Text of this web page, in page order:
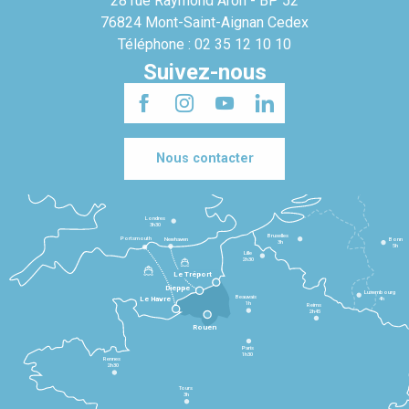
76824 Mont-Saint-Aignan Cedex
Téléphone : 02 35 12 10 10
Suivez-nous
Nous contacter
Le Havre
Dieppe
Le Tréport
Rennes
2h30
Tours
3h
Paris
1h30
Beauvais
1h
Reims
2h45
Lille
2h30
Bruxelles
3h
Londres
3h30
Newhaven
Portsmouth
Bonn
5h
Luxembourg
4h
Rouen